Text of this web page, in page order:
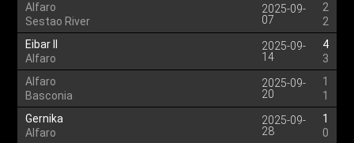
Alfaro
Sestao River
2025-09-
07
2
2
Eibar II
Alfaro
2025-09-
14
4
3
Alfaro
Basconia
2025-09-
20
1
1
Gernika
Alfaro
2025-09-
28
1
0